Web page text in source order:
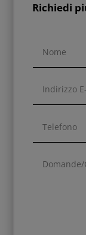
Richiedi